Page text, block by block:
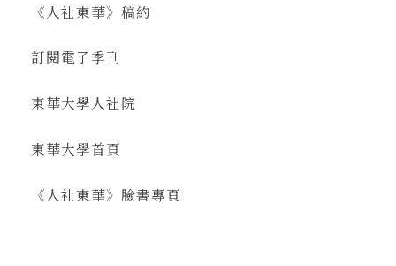
《人社東華》稿約
訂閱電子季刊
東華大學人社院
東華大學首頁
《人社東華》臉書專頁